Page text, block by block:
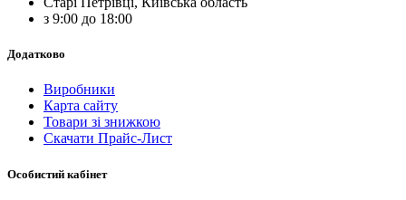
з 9:00 до 18:00
Додатково
Виробники
Карта сайту
Товари зі знижкою
Скачати Прайс-Лист
Особистий кабінет